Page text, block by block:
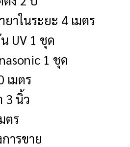
าในระยะ 4 เมตร
UV 1 ชุด
1 ชุด
เมตร
3 นิ้ว
ตร
ารขาย